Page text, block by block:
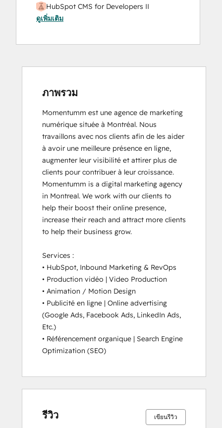
HubSpot CMS for Developers II
HubSpot Content Hub Software
Certification
SEO II
Course
ดูเพิ่มเติม
ภาพรวม
Momentumm est une agence de marketing
numérique située à Montréal. Nous
travaillons avec nos clients afin de les aider
à avoir une meilleure présence en ligne,
augmenter leur visibilité et attirer plus de
clients pour contribuer à leur croissance.
Momentumm is a digital marketing agency
in Montreal. We work with our clients to
help their boost their online presence,
increase their reach and attract more clients
to help their business grow.
Services :
• HubSpot, Inbound Marketing & RevOps
• Production vidéo | Video Production
• Animation / Motion Design
• Publicité en ligne | Online advertising
(Google Ads, Facebook Ads, LinkedIn Ads,
Etc.)
• Référencement organique | Search Engine
Optimization (SEO)
รีวิว เขียนรีวิว
0%
0%
0%
0%
100%